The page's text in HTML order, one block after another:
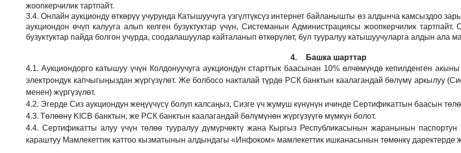
жоопкерчилик тартпайт.
3.4.Онлайн аукционду өткөрүү учурунда Катышуучуга үзгүлтүксүз интернет байланышты өз алдынча камсыздоо
аукциондон өчүп калууга алып келген бузуктуктар үчүн, Системанын Администрациясы жоопкерчилик
бузуктуктар пайда болгон учурда, соодалашуулар кайталанып өткөрүлөт, бул тууралуу катышуучуларга алдын ала
4.
Башка шарттар
4.1. Аукциондорго катышуу үчүн Колдонуучуга аукциондун старттык баасынан 10% өлчөмүндө кепилденген
электрондук капчыгыңыздан жүргүзүлөт. Же болбосо накталай түрдө РСК банктын каалагандай бөлүмү аркылуу
менен) жүргүзүлөт.
4.2. Эгерде Сиз аукциондун жеңүүчүсү болуп калсаңыз, Сизге үч жумуш күнүнүн ичинде Сертификаттын баасын
4.3. Төлөөнү KICB банктын, же РСК банктын каалагандай бөлүмүнөн жүргүзүүгө мүмкүн болот.
4.4. Сертификатты алуу үчүн төлөө тууралуу дүмүрчөктү жана Кыргыз Республикасынын жаранынын
караштуу Мамлекеттик каттоо кызматынын алдындагы «Инфоком» мамлекеттик ишканасынын төмөнкү даректерде